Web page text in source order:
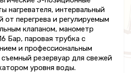
нагревателя, интервальный
от перегрева и регулируемым
клапаном, манометр
Бар, паровая трубка с
и профессиональным
резервуар для свежей
уровня воды.